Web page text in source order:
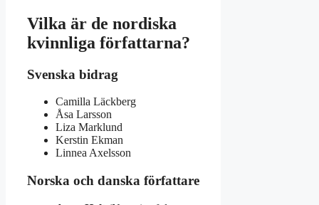
Vilka är de nordiska
kvinnliga författarna?
Svenska bidrag
Camilla Läckberg
Åsa Larsson
Liza Marklund
Kerstin Ekman
Linnea Axelsson
Norska och danska författare